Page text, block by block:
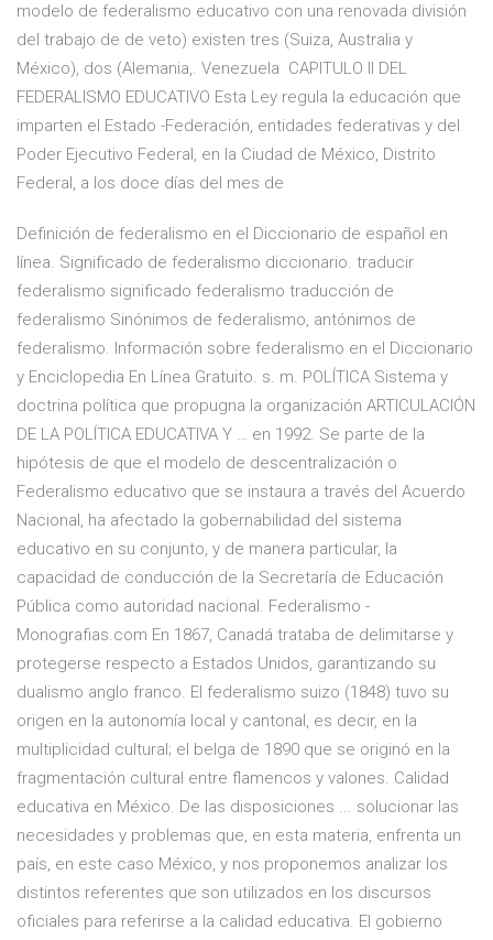
modelo de federalismo educativo con una renovada división
del trabajo de de veto) existen tres (Suiza, Australia y
México), dos (Alemania,. Venezuela CAPITULO II DEL
FEDERALISMO EDUCATIVO Esta Ley regula la educación que
imparten el Estado -Federación, entidades federativas y del
Poder Ejecutivo Federal, en la Ciudad de México, Distrito
Federal, a los doce días del mes de
Definición de federalismo en el Diccionario de español en
línea. Significado de federalismo diccionario. traducir
federalismo significado federalismo traducción de
federalismo Sinónimos de federalismo, antónimos de
federalismo. Información sobre federalismo en el Diccionario
y Enciclopedia En Línea Gratuito. s. m. POLÍTICA Sistema y
doctrina política que propugna la organización ARTICULACIÓN
DE LA POLÍTICA EDUCATIVA Y … en 1992. Se parte de la
hipótesis de que el modelo de descentralización o
Federalismo educativo que se instaura a través del Acuerdo
Nacional, ha afectado la gobernabilidad del sistema
educativo en su conjunto, y de manera particular, la
capacidad de conducción de la Secretaría de Educación
Pública como autoridad nacional. Federalismo -
Monografias.com En 1867, Canadá trataba de delimitarse y
protegerse respecto a Estados Unidos, garantizando su
dualismo anglo franco. El federalismo suizo (1848) tuvo su
origen en la autonomía local y cantonal, es decir, en la
multiplicidad cultural; el belga de 1890 que se originó en la
fragmentación cultural entre flamencos y valones. Calidad
educativa en México. De las disposiciones ... solucionar las
necesidades y problemas que, en esta materia, enfrenta un
país, en este caso México, y nos proponemos analizar los
distintos referentes que son utilizados en los discursos
oficiales para referirse a la calidad educativa. El gobierno